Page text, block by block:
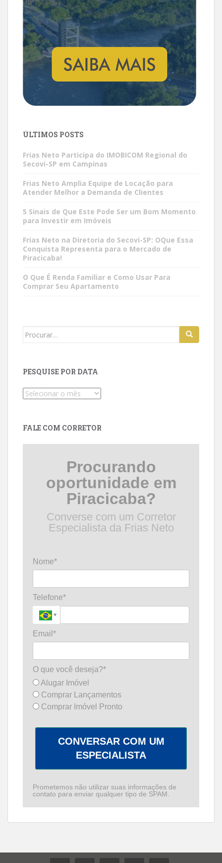
ÚLTIMOS POSTS
Frias Neto Participa do IMOBICOM Regional do
Secovi-SP em Campinas
Frias Neto Amplia Equipe de Locação para
Atender Melhor a Demanda de Clientes
5 Sinais de Que Este Pode Ser um Bom Momento
para Investir em Imóveis
Frias Neto na Diretoria do Secovi-SP: OQue Essa
Conquista Representa para o Mercado de
Piracicaba!
O Que É Renda Familiar e Como Usar Para
Comprar Seu Apartamento
Search
PESQUISE POR DATA
Pesquise
FALE COM CORRETOR
Procurando
oportunidade em
Piracicaba?
Converse com um Corretor
Especialista da Frias Neto
Nome*
Telefone*
Email*
O que você deseja?*
Alugar Imóvel
Comprar Lançamentos
Comprar Imóvel Pronto
CONVERSAR COM UM
ESPECIALISTA
Prometemos não utilizar suas informações de
contato para enviar qualquer tipo de SPAM.